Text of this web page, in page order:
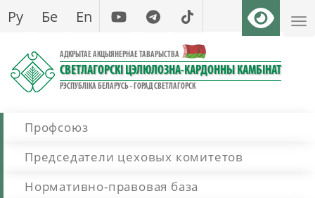
Перайсці
да
змесціва
Ру Бе En
АДКРЫТАЕ АКЦЫЯНЕРНАЕ ТАВАРЫСТВА
СВЕТЛАГОРСКІ ЦЭЛЮЛОЗНА-КАРДОННЫ КАМБІНАТ
РЭСПУБЛІКА БЕЛАРУСЬ - ГОРАД СВЕТЛАГОРСК
Main navigation
Профсоюз
Председатели цеховых комитетов
Нормативно-правовая база